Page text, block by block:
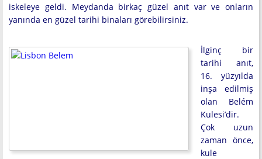
iskeleye geldi. Meydanda birkaç güzel anıt var ve onların
yanında en güzel tarihi binaları görebilirsiniz.
İlginç bir
tarihi anıt,
16. yüzyılda
inşa edilmiş
olan Belém
Kulesi’dir.
Çok uzun
zaman önce,
kule